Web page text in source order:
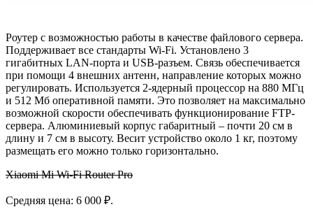
Роутер с возможностью работы в качестве файлового сервера.
Поддерживает все стандарты Wi-Fi. Установлено 3
гигабитных LAN-порта и USB-разъем. Связь обеспечивается
при помощи 4 внешних антенн, направление которых можно
регулировать. Используется 2-ядерный процессор на 880 МГц
и 512 Мб оперативной памяти. Это позволяет на максимально
возможной скорости обеспечивать функционирование FTP-
сервера. Алюминиевый корпус габаритный – почти 20 см в
длину и 7 см в высоту. Весит устройство около 1 кг, поэтому
размещать его можно только горизонтально.
Xiaomi Mi Wi-Fi Router Pro
Средняя цена: 6 000 ₽.